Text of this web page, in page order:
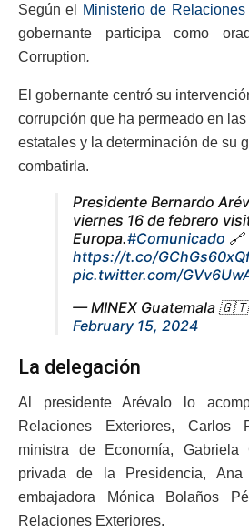
Según el Ministerio de
gobernante participa como
Corruption.
El gobernante centró su
corrupción que ha permeado en
estatales y la determinación de su
combatirla.
Presidente Bernardo
viernes 16 de febrero
Europa.#Comunicado 🔗
https://t.co/
pic.twitter.com/
— MINEX Guatemala 🇬🇹
February 15, 2024
La delegación
Al presidente Arévalo lo
Relaciones Exteriores, Carlos
ministra de Economía, Gabriela
privada de la Presidencia,
embajadora Mónica Bolaños
Relaciones Exteriores.